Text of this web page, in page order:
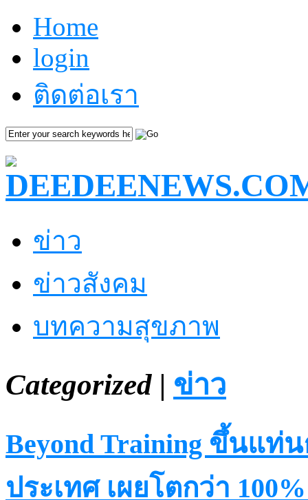
Home
login
ติดต่อเรา
ข่าว
ข่าวสังคม
บทความสุขภาพ
Categorized | ข่าว
Beyond Training ขึ้นแท่
ประเทศ เผยโตกว่า